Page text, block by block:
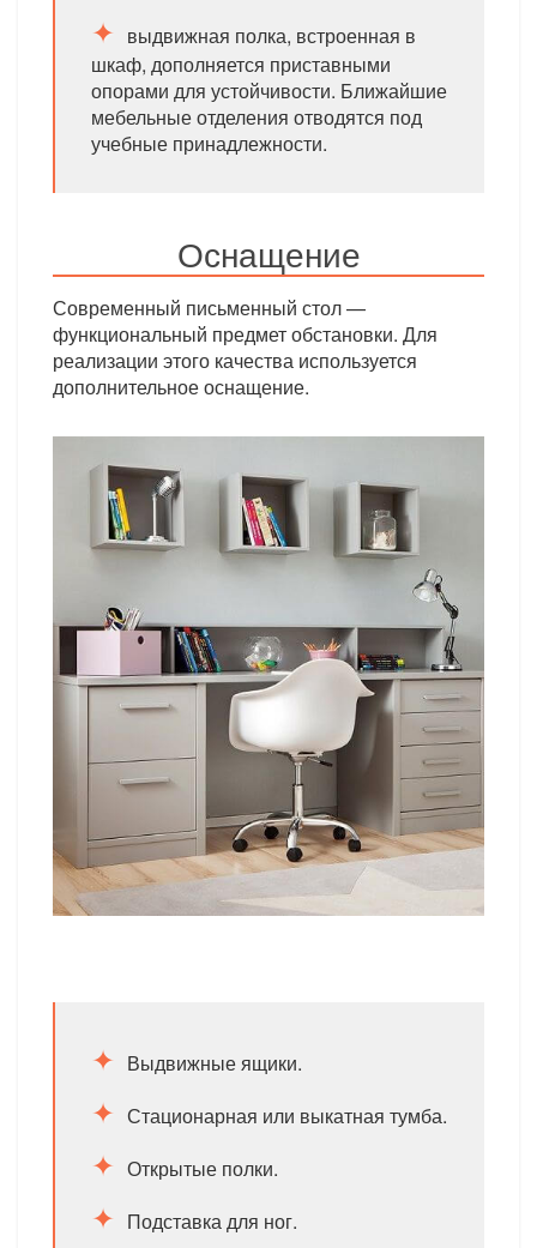
выдвижная полка, встроенная в
шкаф, дополняется приставными
опорами для устойчивости. Ближайшие
мебельные отделения отводятся под
учебные принадлежности.
Оснащение
Современный письменный стол —
функциональный предмет обстановки. Для
реализации этого качества используется
дополнительное оснащение.
Выдвижные ящики.
Стационарная или выкатная тумба.
Открытые полки.
Подставка для ног.